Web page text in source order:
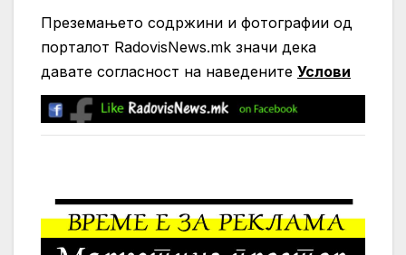
Преземањето содржини и фотографии од
порталот RadovisNews.mk значи дека
давате согласност на нaведените Услови